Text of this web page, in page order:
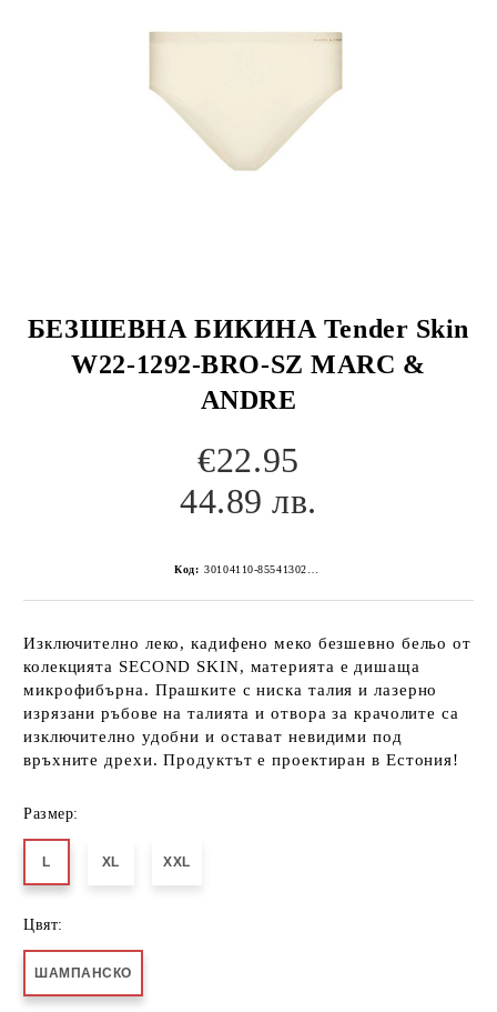
БЕЗШЕВНА БИКИНА Tender Skin
W22-1292-BRO-SZ MARC &
ANDRE
€22.95
44.89 лв.
Код: 30104110-8554130267152269693
Изключително леко, кадифено меко безшевно бельо от
колекцията SECOND SKIN, материята е дишаща
микрофибърна. Прашките с ниска талия и лазерно
изрязани ръбове на талията и отвора за крачолите са
изключително удобни и остават невидими под
връхните дрехи. Продуктът е проектиран в Естония!
Размер:
L XL XXL
Цвят:
ШАМПАНСКО